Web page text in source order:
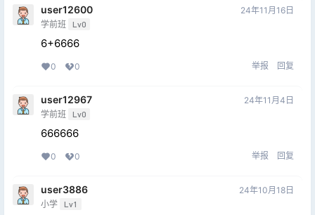
user12600
学前班 Lv0
24年11月16日
6+6666
0 0 举报 回复
user12967
学前班 Lv0
24年11月4日
666666
0 0 举报 回复
user3886
小学 Lv1
24年10月18日